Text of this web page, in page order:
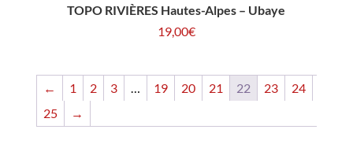
TOPO RIVIÈRES Hautes-Alpes – Ubaye
19,00€
← 1 2 3 … 19 20 21 22 23
24
25
→